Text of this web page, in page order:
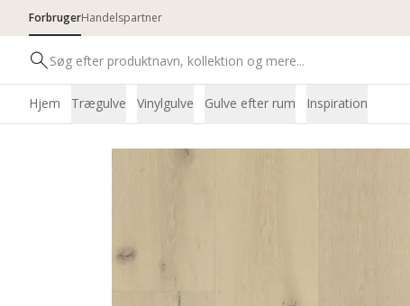
ForbrugerHandelspartner
Hjem Trægulve Vinylgulve Gulve efter rum Inspiration